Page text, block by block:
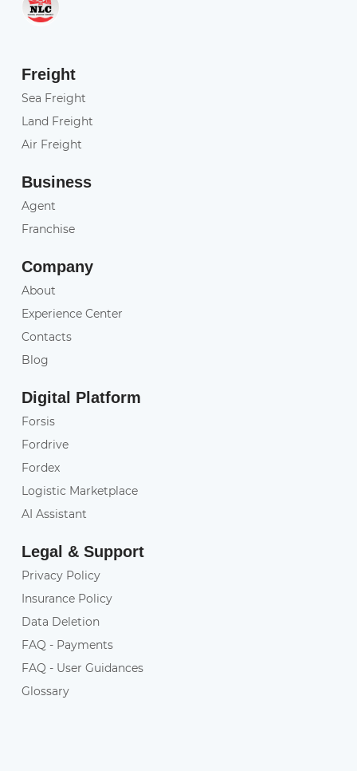
Freight
Sea Freight
Land Freight
Air Freight
Business
Agent
Franchise
Company
About
Experience Center
Contacts
Blog
Digital Platform
Forsis
Fordrive
Fordex
Logistic Marketplace
AI Assistant
Legal & Support
Privacy Policy
Insurance Policy
Data Deletion
FAQ - Payments
FAQ - User Guidances
Glossary